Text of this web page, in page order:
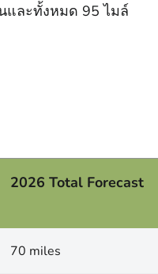
และทั้งหมด 95 ไมล์
2026 Total Forecast
70 miles